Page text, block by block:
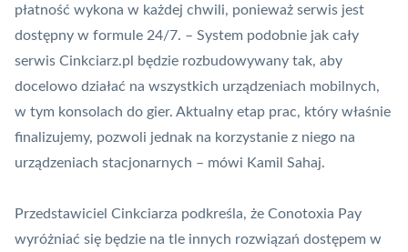
płatność wykona w każdej chwili, ponieważ serwis jest
dostępny w formule 24/7. – System podobnie jak cały
serwis Cinkciarz.pl będzie rozbudowywany tak, aby
docelowo działać na wszystkich urządzeniach mobilnych,
w tym konsolach do gier. Aktualny etap prac, który właśnie
finalizujemy, pozwoli jednak na korzystanie z niego na
urządzeniach stacjonarnych – mówi Kamil Sahaj.
Przedstawiciel Cinkciarza podkreśla, że Conotoxia Pay
wyróżniać się będzie na tle innych rozwiązań dostępem w